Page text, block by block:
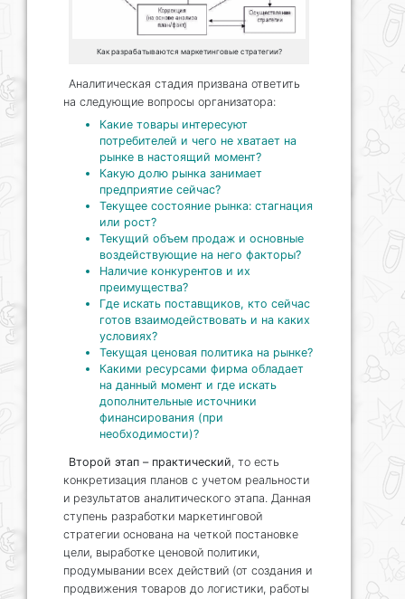
Как разрабатываются маркетинговые стратегии?
Аналитическая стадия призвана ответить
на следующие вопросы организатора:
Какие товары интересуют
потребителей и чего не хватает на
рынке в настоящий момент?
Какую долю рынка занимает
предприятие сейчас?
Текущее состояние рынка: стагнация
или рост?
Текущий объем продаж и основные
воздействующие на него факторы?
Наличие конкурентов и их
преимущества?
Где искать поставщиков, кто сейчас
готов взаимодействовать и на каких
условиях?
Текущая ценовая политика на рынке?
Какими ресурсами фирма обладает
на данный момент и где искать
дополнительные источники
финансирования (при
необходимости)?
Второй этап – практический, то есть
конкретизация планов с учетом реальности
и результатов аналитического этапа. Данная
ступень разработки маркетинговой
стратегии основана на четкой постановке
цели, выработке ценовой политики,
продумывании всех действий (от создания и
продвижения товаров до логистики, работы